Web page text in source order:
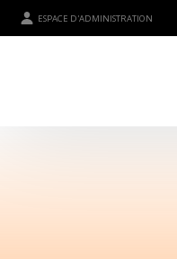
ESPACE D'ADMINISTRATION